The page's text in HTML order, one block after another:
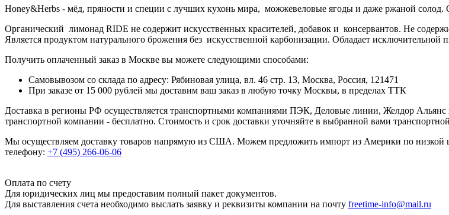
Honey&Herbs - мёд, пряности и специи с лучших кухонь мира, можжевеловые ягоды и даже ржаной солод.
Органический лимонад RIDE не содержит искусственных красителей, добавок и консервантов. Не
Является продуктом натурального брожения без искусственной карбонизации. Обладает
Получить оплаченный заказ в Москве вы можете следующими способами:
Самовывозом со склада по адресу: Рябиновая улица, вл. 46 стр. 13, Москва, Россия, 121471
При заказе от 15 000 рублей мы доставим ваш заказ в любую точку Москвы, в пределах ТТК
Доставка в регионы РФ осуществляется транспортными компаниями ПЭК, Деловые линии, Желдор
транспортной компании - бесплатно. Стоимость и срок доставки уточняйте в выбранной вами
Мы осуществляем доставку товаров напрямую из США. Можем предложить импорт из Америки по низкой
телефону: +7 (495) 266-06-06
Оплата по счету
Для юридических лиц мы предоставим полный пакет документов.
Для выставления счета необходимо выслать заявку и реквизиты компании на почту freetime-info@mail.ru